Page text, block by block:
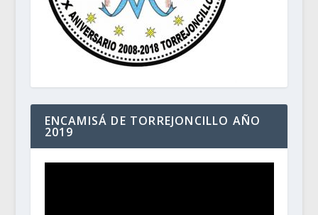
ENCAMISÁ DE TORREJONCILLO AÑO
2019